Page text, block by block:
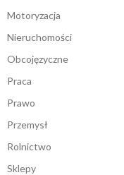
Motoryzacja
Nieruchomości
Obcojęzyczne
Praca
Prawo
Przemysł
Rolnictwo
Sklepy